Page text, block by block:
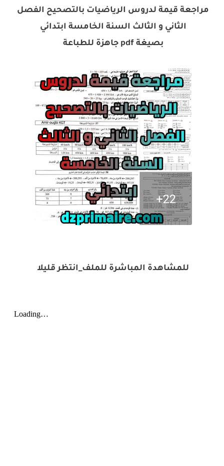
مراجعة قيمة لدروس الرياضيات بالتصحيح الفصل
الثاني و الثالث السنة الخامسة ابتدائي
بصيغة pdf جاهزة للطباعة
للمشاهدة المباشرة للملف_انتظر قليلا